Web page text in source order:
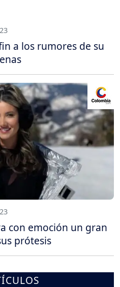
a los rumores de su
con emoción un gran
prótesis